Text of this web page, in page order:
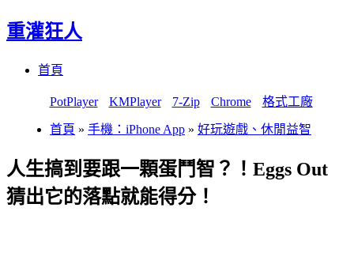
重灌狂人
首頁
PotPlayer KMPlayer 7-Zip Chrome 格式工廠
首頁 » 手機：iPhone App » 好玩遊戲、休閒益智
人生搞到要跟一顆蛋鬥智？！Eggs Out
猜出它的落點就能得分！